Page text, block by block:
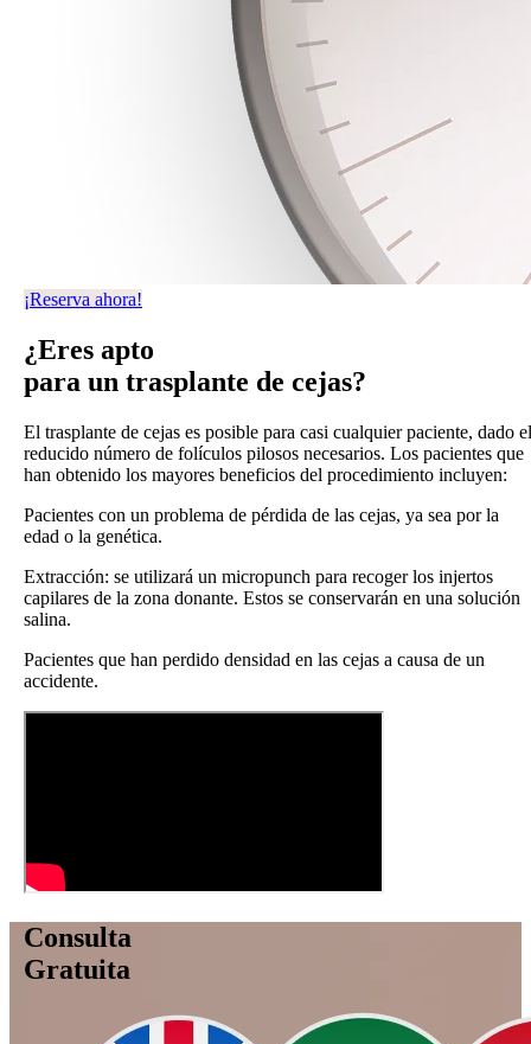
¡Reserva ahora!
¿Eres apto
para un trasplante de cejas?
El trasplante de cejas es posible para casi cualquier paciente, dado el
reducido número de folículos pilosos necesarios. Los pacientes que
han obtenido los mayores beneficios del procedimiento incluyen:
Pacientes con un problema de pérdida de las cejas, ya sea por la
edad o la genética.
Extracción: se utilizará un micropunch para recoger los injertos
capilares de la zona donante. Estos se conservarán en una solución
salina.
Pacientes que han perdido densidad en las cejas a causa de un
accidente.
Consulta
Gratuita